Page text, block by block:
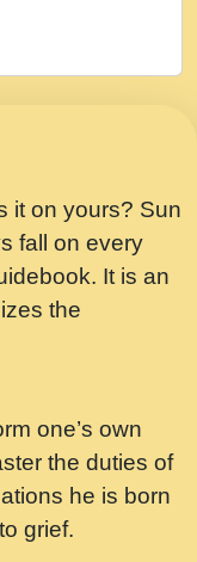
क मनन न आय
Swami
Shyam
Shri
- 2018 -
it on yours? Sun
fall on every
It is an
the
one’s own
the duties of
he is born
grief.